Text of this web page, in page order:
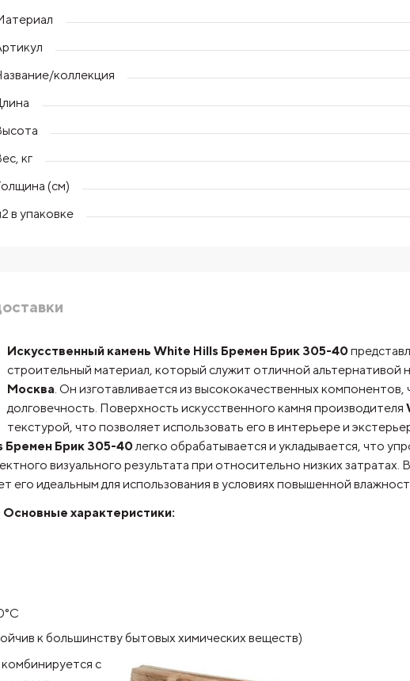
коллекция
кг
(см)
в упаковке
Искусственный камень White Hills Бремен Брик 305-40
строительный материал, который служит отличной альтернативой
Москва . Он изготавливается из высококачественных
долговечность. Поверхность искусственного камня производителя
текстурой, что позволяет использовать его в интерьере и
Бремен Брик 305-40легко обрабатывается и укладывается, что
визуального результата при относительно низких
его идеальным для использования в условиях повышенной
Основные характеристики:
к большинству бытовых химических веществ)
комбинируется с